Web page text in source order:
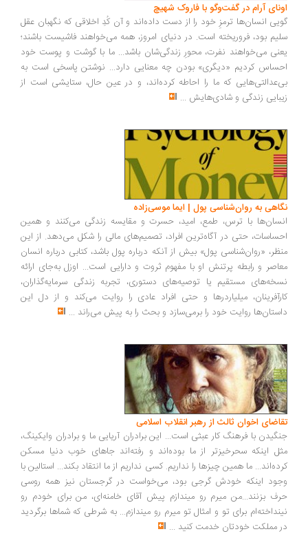
اونای آرام در گفت‌وگو با فاروک شهیچ‭
گویی انسان‌ها ترمزِ خود را از دست داده‌اند و آن کُدِ اخلاقی که نگهبان عقل
سلیم بود، فروریخته است. در دنیای امروز، همه می‌خواهند فاشیست باشند؛
یعنی می‌خواهند نفرت، محورِ زندگی‌شان باشد... ما با گوشت و پوست خود
احساس کردیم «دیگری» بودن چه معنایی دارد... نوشتن پاسخی است به
بی‌عدالتی‌هایی که ما را احاطه کرده‌اند، و در عین حال، ستایشی است از
زیبایی زندگی و شادی‌هایش ...
نگاهی به روان‌شناسی پول | ایما موسی‌زاده
انسان‌ها با ترس، طمع، امید، حسرت و مقایسه زندگی می‌کنند و همین
احساسات، حتی در آگاه‌ترین افراد، تصمیم‌های مالی را شکل می‌دهد. از این
منظر، «روان‌شناسی پول» بیش از آنکه درباره پول باشد، کتابی درباره انسان
معاصر و رابطه پرتنش او با مفهوم ثروت و دارایی است... اوزل به‌جای ارائه
نسخه‌های مستقیم یا توصیه‌های دستوری، تجربه زندگی سرمایه‌گذاران،
کارآفرینان، میلیاردرها و حتی افراد عادی را روایت می‌کند و از دل این
داستان‌ها روایت خود را برمی‌سازد و بحث را به پیش می‌راند ...
تقاضای اخوان ثالث از رهبر انقلاب اسلامی
جنگیدن با فرهنگ کار عبثی است... این برادران آریایی ما و برادران وایکینگ،
مثل اینکه سحرخیزتر از ما بوده‌اند و رفته‌اند جاهای خوب دنیا مسکن
کرده‌اند... ما همین چیزها را نداریم. کسی نداریم از ما انتقاد بکند... استالین با
وجود اینکه خودش گرجی بود، می‌خواست در گرجستان نیز همه روسی
حرف بزنند...من میرم رو میندازم پیش آقای خامنه‌ای، من برای خودم رو
نینداخته‌ام برای تو و امثال تو میرم رو میندازم... به شرطی که شماها برگردید
در مملکت خودتان خدمت کنید ...